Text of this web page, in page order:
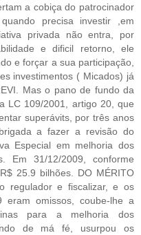
a cobiça do patrocinador
precisa investir ,em
privada não entra, por
e dificil retorno, ele
e forçar a sua participação,
investimentos ( Micados) já
Mas o pano de fundo da
LC 109/2001, artigo 20, que
superávits, por três anos
a fazer a revisão do
Especial em melhoria dos
Em 31/12/2009, conforme
25.9 bilhões. DO MÉRITO
regulador e fiscalizar, e os
omissos, coube-lhe a
para a melhoria dos
de má fé, usurpou os